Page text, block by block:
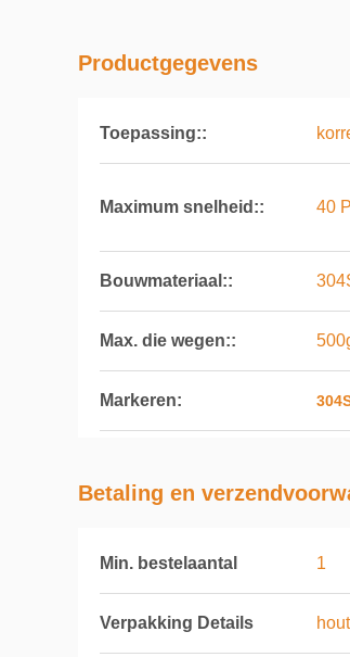
Productgegevens
Toepassing::
Maximum snelheid:: 40
Bouwmateriaal::
Max. die wegen::
Markeren:
Betaling en
Min. bestelaantal 1
Verpakking Details